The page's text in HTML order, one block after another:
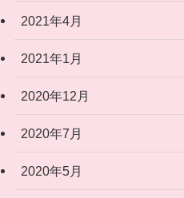
2021年4月
2021年1月
2020年12月
2020年7月
2020年5月